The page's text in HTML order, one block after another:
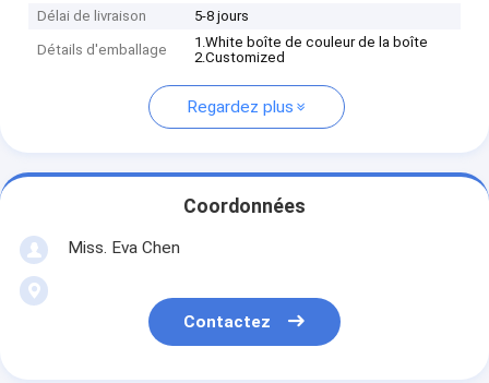
Délai de livraison 5-8 jours
Détails d'emballage
1.White boîte de couleur de la boîte
2.Customized
Regardez plus
Coordonnées
Miss. Eva Chen
Contactez